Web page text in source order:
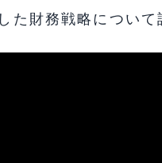
た財務戦略について